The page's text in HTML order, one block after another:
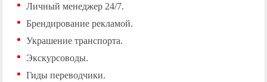
Личный менеджер 24/7.
Брендирование рекламой.
Украшение транспорта.
Экскурсоводы.
Гиды переводчики.